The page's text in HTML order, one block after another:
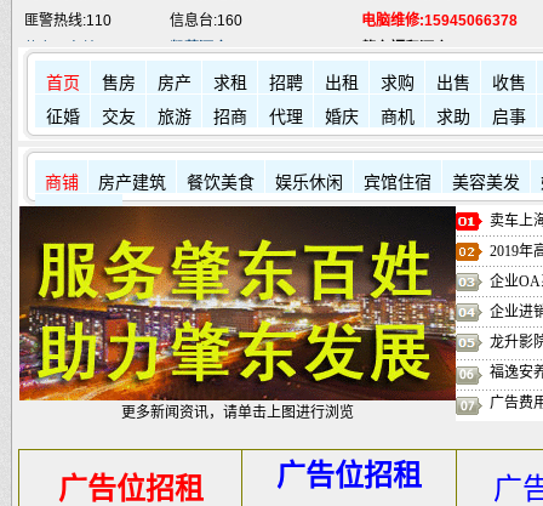
匪警热线:110
信息台:160
电脑维修:15945066378
肇东火车站:
凯蒂酒店: 肇东福和酒店: 7711111
首页 售房 房产 求租 招聘 出租 求购 出售
收售
征婚
交友 旅游 招商 代理 婚庆 商机 求助 启事
商铺 房产建筑 餐饮美食 娱乐休闲 宾馆住宿 美容美发
更多新闻资讯，请单击上图进行浏览
卖车上
2019年
企业OA
企业进
龙升影
福逸安
广告费
广告位招租 广告位招租 广